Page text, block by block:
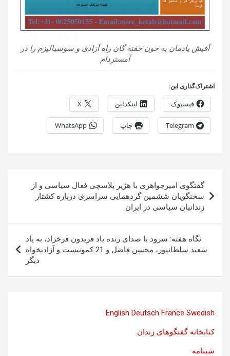
آفیش یادمان به خون خفته گان راه آزادی و سوسیالیزم را در
آمستردام
اشتراک‌گذاری این:
فیسبوک لینکداین X
Telegram چاپ WhatsApp
راهبری
نوشته
گفتگوی امیرجواهری با هژیر پلاسچی فعال سیاسی و از
سخنگویان ششمین گردهمایی سراسری درباره کشتار
زندانیان سیاسی در ایران
نگاه هفته: سرود با صدای زنده یاد فریدون فرخزاد، به یاد
سعید سلطانپور، محسن فاضل و 21 کمونیست و آزادیخواه
دیگر
English Deutsch France Swedish
کتابخانه گفتگوهای زندان
شبنامه